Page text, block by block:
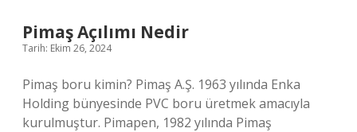
Pimaş Açılımı Nedir
Tarih: Ekim 26, 2024
Pimaş boru kimin? Pimaş A.Ş. 1963 yılında Enka
Holding bünyesinde PVC boru üretmek amacıyla
kurulmuştur. Pimapen, 1982 yılında Pimaş